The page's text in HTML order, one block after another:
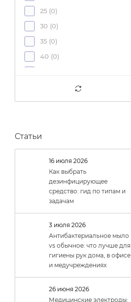
25 (0)
30 (0)
35 (0)
40 (0)
80 (0)
Статьи
16 июля 2026
Как выбрать
дезинфицирующее
средство: гид по типам и
задачам
3 июля 2026
Антибактериальное мыло
vs обычное: что лучше для
гигиены рук дома, в офисе
и медучреждениях
26 июня 2026
Медицинские электроды: